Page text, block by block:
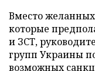
Вместо
которые
и ЗСТ,
групп Украины
возможных